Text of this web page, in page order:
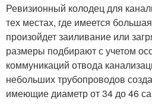
Ревизионный колодец для
тех местах, где имеется
произойдет заиливание или
размеры подбирают с учетом
коммуникаций отвода
небольших трубопроводов
имеющие диаметр от 34 до 46